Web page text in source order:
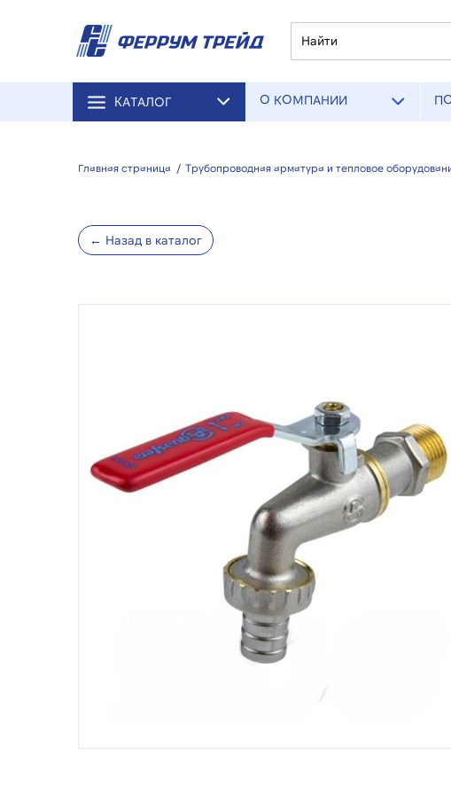
КАТАЛОГ О КОМПАНИИ
Главная страница / Трубопроводная арматура и тепловое
← Назад в каталог